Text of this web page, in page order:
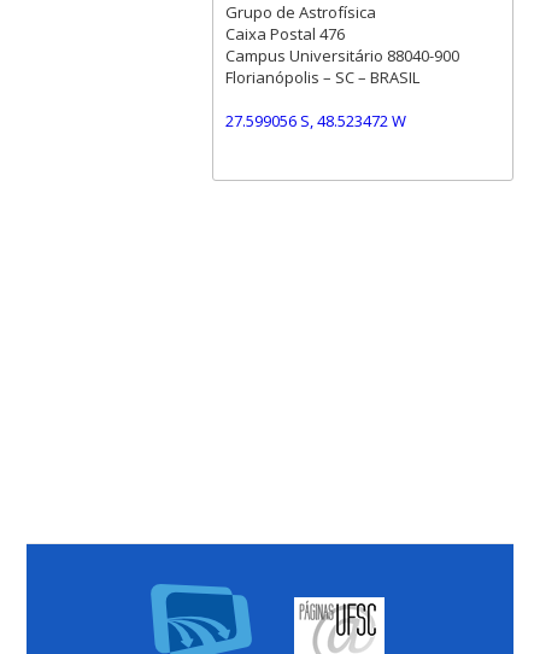
Grupo de Astrofísica
Caixa Postal 476
Campus Universitário 88040-900
Florianópolis – SC – BRASIL
27.599056 S, 48.523472 W